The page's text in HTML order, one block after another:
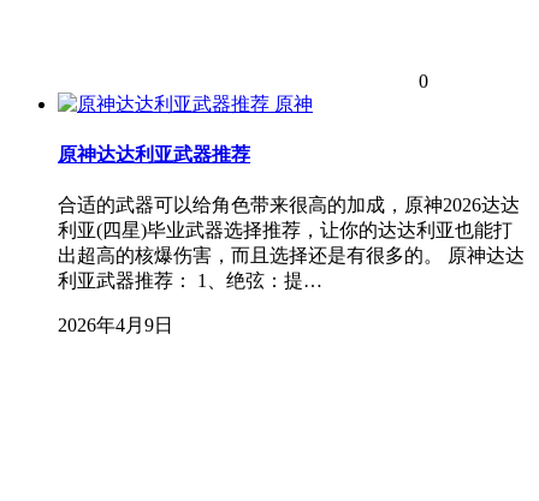
0
原神
原神达达利亚武器推荐
合适的武器可以给角色带来很高的加成，原神2026达达
利亚(四星)毕业武器选择推荐，让你的达达利亚也能打
出超高的核爆伤害，而且选择还是有很多的。 原神达达
利亚武器推荐： 1、绝弦：提…
2026年4月9日